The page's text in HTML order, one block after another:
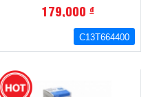
179,000đ
C13T664400